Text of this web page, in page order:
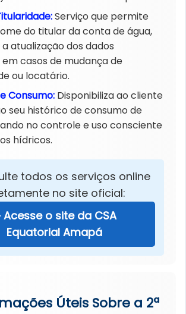
Serviço que permite
do titular da conta de água,
atualização dos dados
casos de mudança de
ou locatário.​
Consumo:​ Disponibiliza ao cliente
seu histórico de consumo de
no controle e uso consciente
hídricos.​
todos os serviços online
no site oficial:
o site da CSA
Equatorial Amapá
Úteis Sobre a 2ª